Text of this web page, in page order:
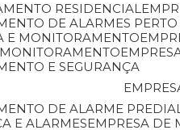
RESIDENCIAL
DE ALARMES
E MONITORAMENTO
MONITORAMENTO
E SEGURANÇA
DE ALARME
E ALARMES
EMPRESA